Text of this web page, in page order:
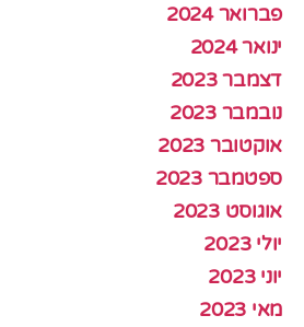
פברואר 2024
ינואר 2024
דצמבר 2023
נובמבר 2023
אוקטובר 2023
ספטמבר 2023
אוגוסט 2023
יולי 2023
יוני 2023
מאי 2023